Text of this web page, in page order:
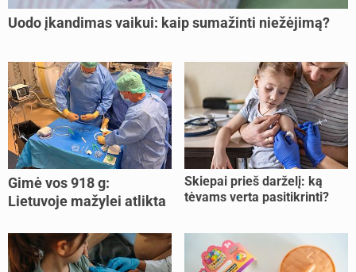
Uodo įkandimas vaikui: kaip sumažinti niežėjimą?
Gimė vos 918 g:
Lietuvoje mažylei atlikta
Skiepai prieš darželį: ką
tėvams verta pasitikrinti?